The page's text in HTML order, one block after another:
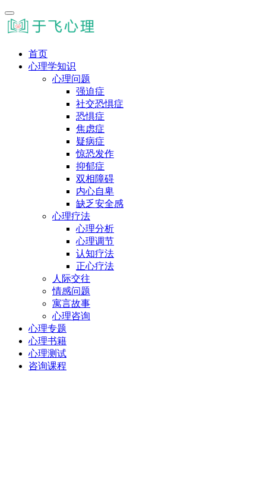
首页
心理学知识
心理问题
强迫症
社交恐惧症
恐惧症
焦虑症
疑病症
惊恐发作
抑郁症
双相障碍
内心自卑
缺乏安全感
心理疗法
心理分析
心理调节
认知疗法
正心疗法
人际交往
情感问题
寓言故事
心理咨询
心理专题
心理书籍
心理测试
咨询课程